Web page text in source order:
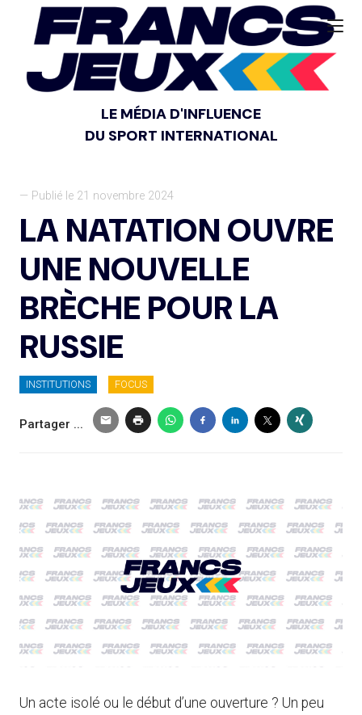
LE MÉDIA D'INFLUENCE
DU SPORT INTERNATIONAL
— Publié le 21 novembre 2024
LA NATATION OUVRE
UNE NOUVELLE
BRÈCHE POUR LA
RUSSIE
INSTITUTIONS FOCUS
Partager ...
Un acte isolé ou le début d’une ouverture ? Un peu